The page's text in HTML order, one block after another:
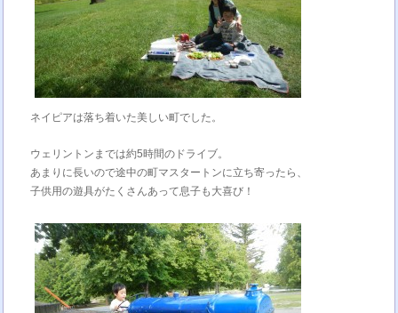
ネイピアは落ち着いた美しい町でした。
ウェリントンまでは約5時間のドライブ。
あまりに長いので途中の町マスタートンに立ち寄ったら、
子供用の遊具がたくさんあって息子も大喜び！